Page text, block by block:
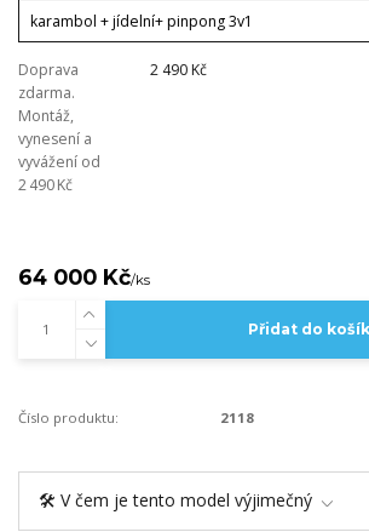
Doprava
zdarma.
Montáž,
vynesení a
vyvážení od
2 490 Kč
2 490 Kč
64 000 Kč/ks
Přidat do
Číslo produktu: 2118
🛠️ V čem je tento model výjimečný